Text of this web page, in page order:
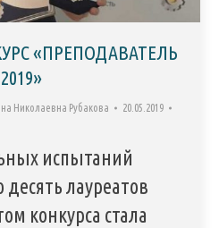
«ПРЕПОДАВАТЕЛЬ
Николаевна Рубакова
20.05.2019
испытаний
лауреатов
конкурса стала